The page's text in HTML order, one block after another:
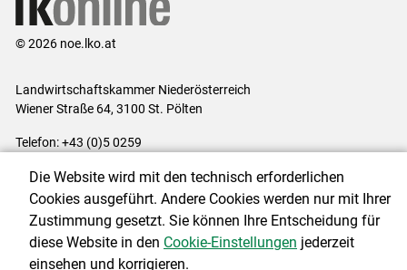
© 2026 noe.lko.at
Landwirtschaftskammer Niederösterreich
Wiener Straße 64, 3100 St. Pölten
Telefon: +43 (0)5 0259
Impressum|Kontakt|Datenschutzerklärung|Barrierefreiheit|
Cookie-Einstellungen
Die Website wird mit den technisch erforderlichen
Cookies ausgeführt. Andere Cookies werden nur mit Ihrer
Zustimmung gesetzt. Sie können Ihre Entscheidung für
diese Website in den Cookie-Einstellungen jederzeit
einsehen und korrigieren.